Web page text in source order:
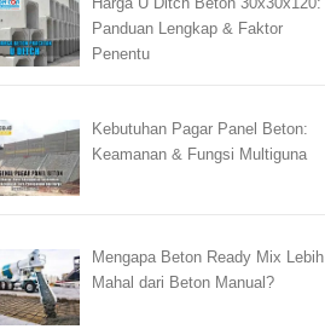
Panduan Lengkap & Faktor
Penentu
Kebutuhan Pagar Panel Beton:
Keamanan & Fungsi Multiguna
Mengapa Beton Ready Mix Lebih
Mahal dari Beton Manual?